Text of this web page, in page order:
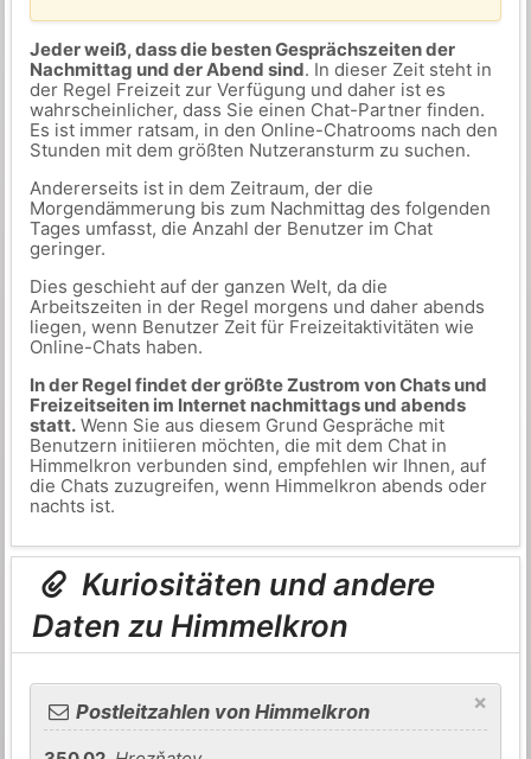
Jeder weiß, dass die besten Gesprächszeiten der
Nachmittag und der Abend sind. In dieser Zeit steht in
der Regel Freizeit zur Verfügung und daher ist es
wahrscheinlicher, dass Sie einen Chat-Partner finden.
Es ist immer ratsam, in den Online-Chatrooms nach den
Stunden mit dem größten Nutzeransturm zu suchen.
Andererseits ist in dem Zeitraum, der die
Morgendämmerung bis zum Nachmittag des folgenden
Tages umfasst, die Anzahl der Benutzer im Chat
geringer.
Dies geschieht auf der ganzen Welt, da die
Arbeitszeiten in der Regel morgens und daher abends
liegen, wenn Benutzer Zeit für Freizeitaktivitäten wie
Online-Chats haben.
In der Regel findet der größte Zustrom von Chats und
Freizeitseiten im Internet nachmittags und abends
statt.Wenn Sie aus diesem Grund Gespräche mit
Benutzern initiieren möchten, die mit dem Chat in
Himmelkron verbunden sind, empfehlen wir Ihnen, auf
die Chats zuzugreifen, wenn Himmelkron abends oder
nachts ist.
Kuriositäten und andere
Daten zu Himmelkron
×
Postleitzahlen von Himmelkron